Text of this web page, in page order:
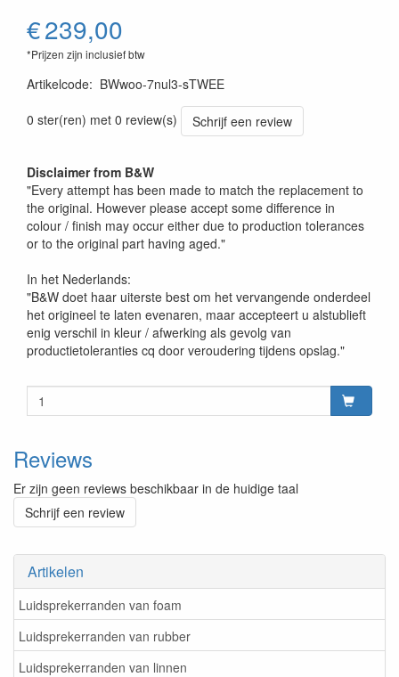
Artikelen
Luidsprekerranden van foam
Luidsprekerranden van rubber
Luidsprekerranden van linnen
€239,00
*Prijzen zijn inclusief btw
Artikelcode: BWwoo-7nul3-sTWEE
0 ster(ren) met 0 review(s)
Schrijf een review
Disclaimer from B&W
"Every attempt has been made to match the replacement to
the original. However please accept some difference in
colour / finish may occur either due to production tolerances
or to the original part having aged."
In het Nederlands:
"B&W doet haar uiterste best om het vervangende onderdeel
het origineel te laten evenaren, maar accepteert u alstublieft
enig verschil in kleur / afwerking als gevolg van
productietoleranties cq door veroudering tijdens opslag."
Reviews
Er zijn geen reviews beschikbaar in de huidige taal
Schrijf een review